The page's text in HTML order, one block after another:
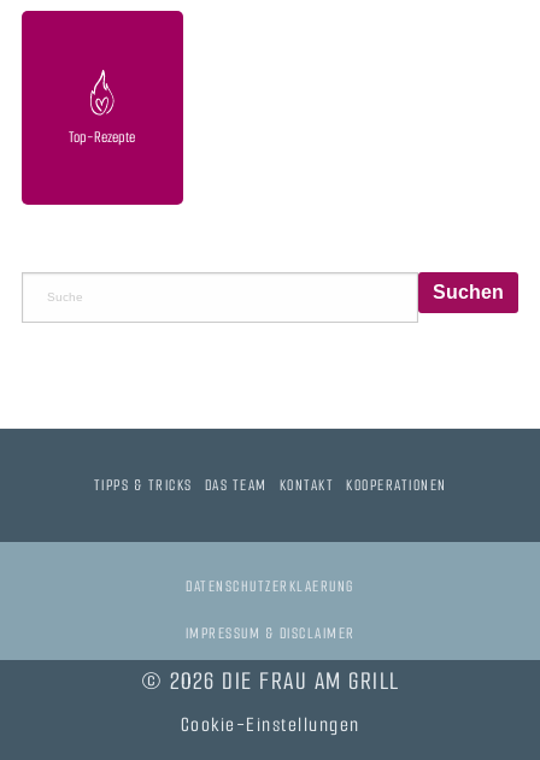
Top-Rezepte
TIPPS & TRICKS DAS TEAM KONTAKT KOOPERATIONEN
DATENSCHUTZERKLAERUNG
IMPRESSUM & DISCLAIMER
© 2026 DIE FRAU AM GRILL
Cookie-Einstellungen